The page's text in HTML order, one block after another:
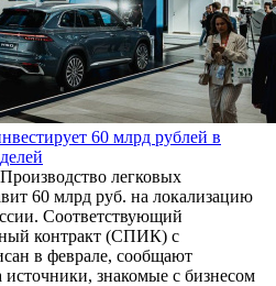
60 млрд рублей в
легковых
60 млрд руб. на локализацию
Соответствующий
контракт (СПИК) с
в феврале, сообщают
знакомые с бизнесом